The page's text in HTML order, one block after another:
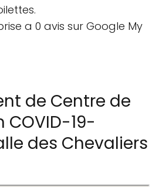
a 0 avis sur Google My
de Centre de
19-
des Chevaliers